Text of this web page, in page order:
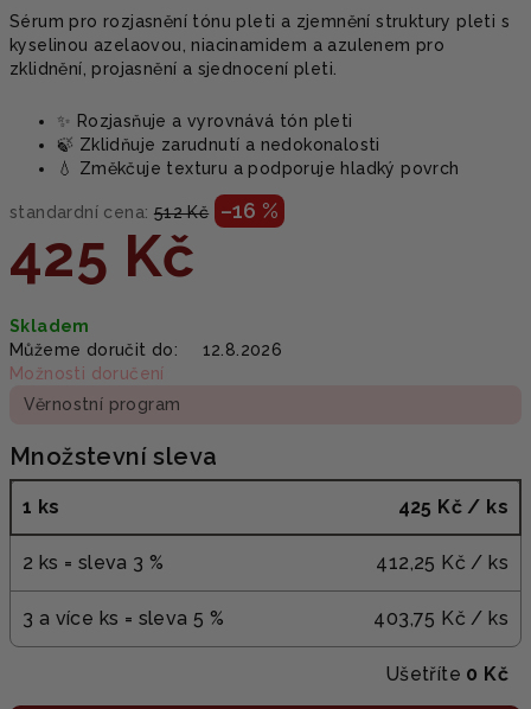
Sérum pro rozjasnění tónu pleti a zjemnění struktury pleti s
kyselinou azelaovou, niacinamidem a azulenem pro
zklidnění, projasnění a sjednocení pleti.
✨ Rozjasňuje a vyrovnává tón pleti
🍃 Zklidňuje zarudnutí a nedokonalosti
💧 Změkčuje texturu a podporuje hladký povrch
standardní cena: 512 Kč –16 %
425 Kč
cena:
Skladem
Můžeme doručit do:
12.8.2026
Možnosti doručení
Věrnostní program
Množstevní sleva
1 ks 425 Kč / ks
2 ks = sleva 3 % 412,25 Kč / ks
3 a více ks = sleva 5 % 403,75 Kč / ks
Ušetříte 0 Kč